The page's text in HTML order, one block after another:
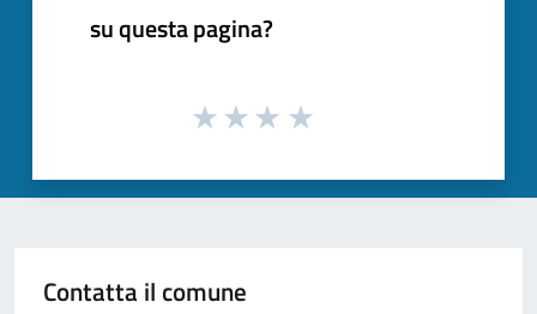
su questa pagina?
Contatta il comune